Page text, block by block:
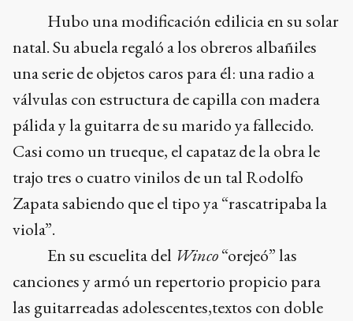
Hubo una modificación edilicia en su solar
natal. Su abuela regaló a los obreros albañiles
una serie de objetos caros para él: una radio a
válvulas con estructura de capilla con madera
pálida y la guitarra de su marido ya fallecido.
Casi como un trueque, el capataz de la obra le
trajo tres o cuatro vinilos de un tal Rodolfo
Zapata sabiendo que el tipo ya “rascatripaba la
viola”.
En su escuelita del Winco“orejeó” las
canciones y armó un repertorio propicio para
las guitarreadas adolescentes,textos con doble